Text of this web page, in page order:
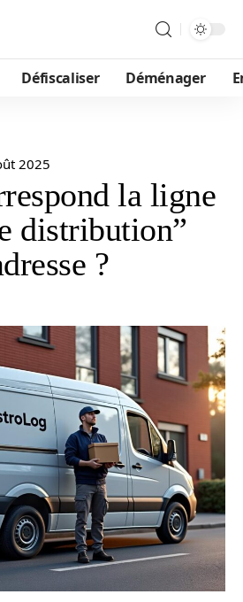
Défiscaliser Déménager
2025
la ligne
distribution”
?